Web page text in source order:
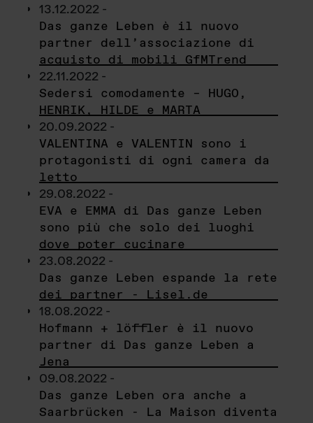
13.12.2022 -
Das ganze Leben è il nuovo
partner dell’associazione di
acquisto di mobili GfMTrend
22.11.2022 -
Sedersi comodamente – HUGO,
HENRIK, HILDE e MARTA
20.09.2022 -
VALENTINA e VALENTIN sono i
protagonisti di ogni camera da
letto
29.08.2022 -
EVA e EMMA di Das ganze Leben
sono più che solo dei luoghi
dove poter cucinare
23.08.2022 -
Das ganze Leben espande la rete
dei partner - Lisel.de
18.08.2022 -
Hofmann + löffler è il nuovo
partner di Das ganze Leben a
Jena
09.08.2022 -
Das ganze Leben ora anche a
Saarbrücken - La Maison diventa